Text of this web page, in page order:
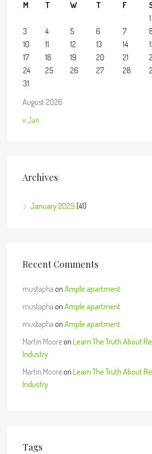
August 2026
M T W T F
1
3
4 5 6 7
10
11 12 13 14
17
18 19 20 21
24
25 26 27 28
31
« Jan
Archives
January 2025 (41)
Recent Comments
mustapha on Ample apartment
mustapha on Ample apartment
mustapha on Ample apartment
Martin Mooreon Learn The Truth About
Industry
Martin Mooreon Learn The Truth About
Industry
Tags